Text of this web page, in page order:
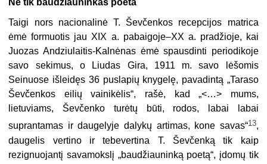
Ne tik baudžiauninkas poeta
Taigi nors nacionalinė T. Ševčenkos recepcijos matrica
ėmė formuotis jau XIX a. pabaigoje–XX a. pradžioje, kai
Juozas Andziulaitis-Kalnėnas ėmė spausdinti periodikoje
savo sekimus, o Liudas Gira, 1911 m. savo lėšomis
Seinuose išleidęs 36 puslapių knygelę, pavadintą „Taraso
Ševčenkos eilių vainikėlis“, rašė, kad „<…> mums,
lietuviams, Ševčenko turėtų būti, rodos, labai labai
suprantamas ir daugelyje dalykų artimas, kone savas“13,
daugelis vertino ir tebevertina T. Ševčenką tik kaip
rezignuojantį savamokslį „baudžiauninką poetą“, įdomų tik